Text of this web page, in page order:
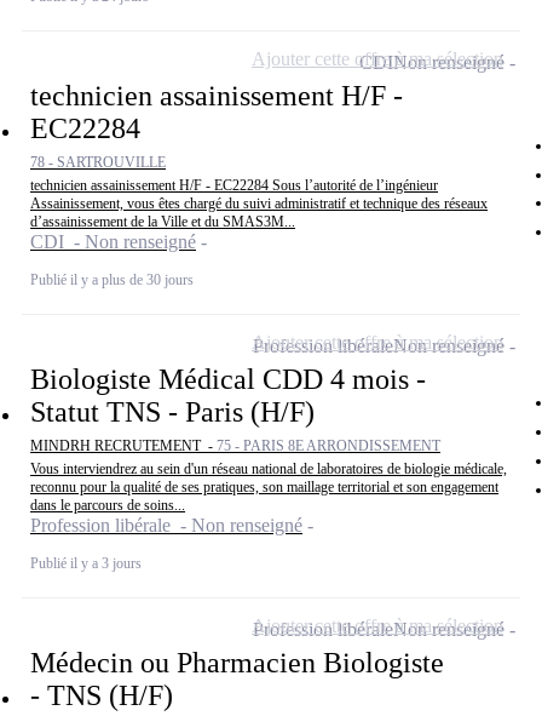
technicien assainissement H/F -
EC22284
78 - SARTROUVILLE
technicien assainissement H/F - EC22284 Sous l’autorité de l’ingénieur
Assainissement, vous êtes chargé du suivi administratif et technique des réseaux
d’assainissement de la Ville et du SMAS3M...
CDI - Non renseigné
Publié il y a plus de 30 jours
CDINon renseigné
Ajouter cette offre à ma sélection
Biologiste Médical CDD 4 mois -
Statut TNS - Paris (H/F)
MINDRH RECRUTEMENT - 75 - PARIS 8E ARRONDISSEMENT
Vous interviendrez au sein d'un réseau national de laboratoires de biologie médicale,
reconnu pour la qualité de ses pratiques, son maillage territorial et son engagement
dans le parcours de soins...
Profession libérale - Non renseigné
Publié il y a 3 jours
Profession libéraleNon renseigné
Ajouter cette offre à ma sélection
Médecin ou Pharmacien Biologiste
- TNS (H/F)
Profession libéraleNon renseigné
Ajouter cette offre à ma sélection